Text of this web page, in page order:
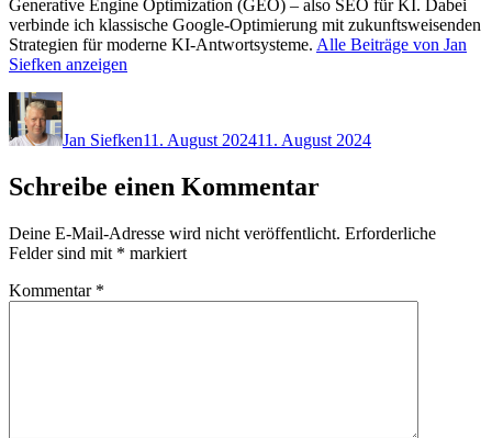
Generative Engine Optimization (GEO) – also SEO für KI. Dabei
verbinde ich klassische Google-Optimierung mit zukunftsweisenden
Strategien für moderne KI-Antwortsysteme. Alle Beiträge von Jan
Siefken anzeigen
Autor
Jan Siefken11. August 202411. August 2024
Schreibe einen Kommentar
Deine E-Mail-Adresse wird nicht veröffentlicht. Erforderliche
Felder sind mit * markiert
Kommentar *